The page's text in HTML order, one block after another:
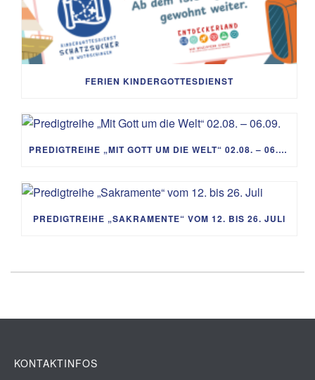
FERIEN KINDERGOTTESDIENST
PREDIGTREIHE „MIT GOTT UM DIE WELT“ 02.08. – 06.09.
PREDIGTREIHE „SAKRAMENTE“ VOM 12. BIS 26. JULI
KONTAKTINFOS